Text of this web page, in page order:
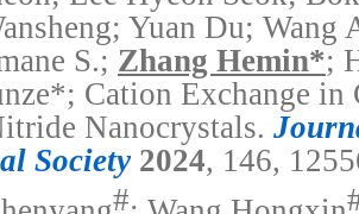
Yuan Du;
S.; Zhang Hemin*;
*; Cation Exchange
Nanocrystals.
Society 2024, 146,
#